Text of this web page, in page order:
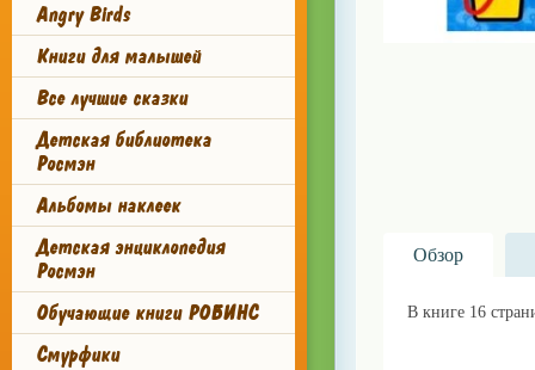
Angry Birds
Книги для малышей
Все лучшие сказки
Детская библиотека
Росмэн
Альбомы наклеек
Детская энциклопедия
Росмэн
Обучающие книги РОБИНС
Смурфики
Обзор
В книге 16